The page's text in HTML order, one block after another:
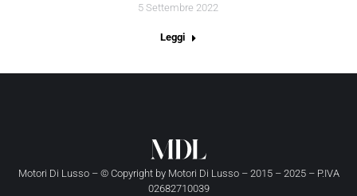
5 Settembre 2022
Leggi
Motori Di Lusso – © Copyright by Motori Di Lusso– 2015 – 2025 – P.IVA
02682710039